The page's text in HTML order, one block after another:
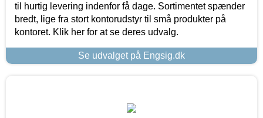
til hurtig levering indenfor få dage. Sortimentet spænder
bredt, lige fra stort kontorudstyr til små produkter på
kontoret. Klik her for at se deres udvalg.
Se udvalget på Engsig.dk